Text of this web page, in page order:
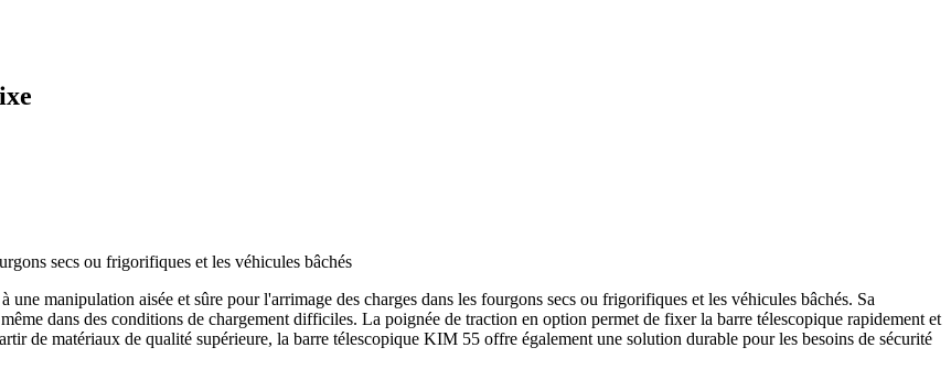
secs ou frigorifiques et les véhicules bâchés
manipulation aisée et sûre pour l'arrimage des charges dans les fourgons secs ou frigorifiques et les véhicules bâchés. Sa
dans des conditions de chargement difficiles. La poignée de traction en option permet de fixer la barre télescopique rapidement et
de matériaux de qualité supérieure, la barre télescopique KIM 55 offre également une solution durable pour les besoins de sécurité